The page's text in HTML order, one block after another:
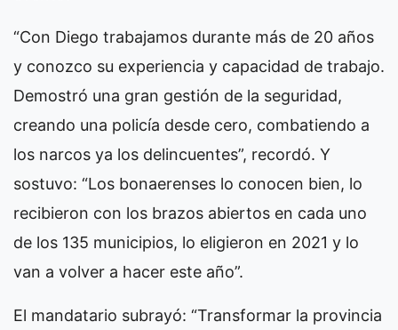
“Con Diego trabajamos durante más de 20 años
y conozco su experiencia y capacidad de trabajo.
Demostró una gran gestión de la seguridad,
creando una policía desde cero, combatiendo a
los narcos ya los delincuentes”, recordó. Y
sostuvo: “Los bonaerenses lo conocen bien, lo
recibieron con los brazos abiertos en cada uno
de los 135 municipios, lo eligieron en 2021 y lo
van a volver a hacer este año”.
El mandatario subrayó: “Transformar la provincia